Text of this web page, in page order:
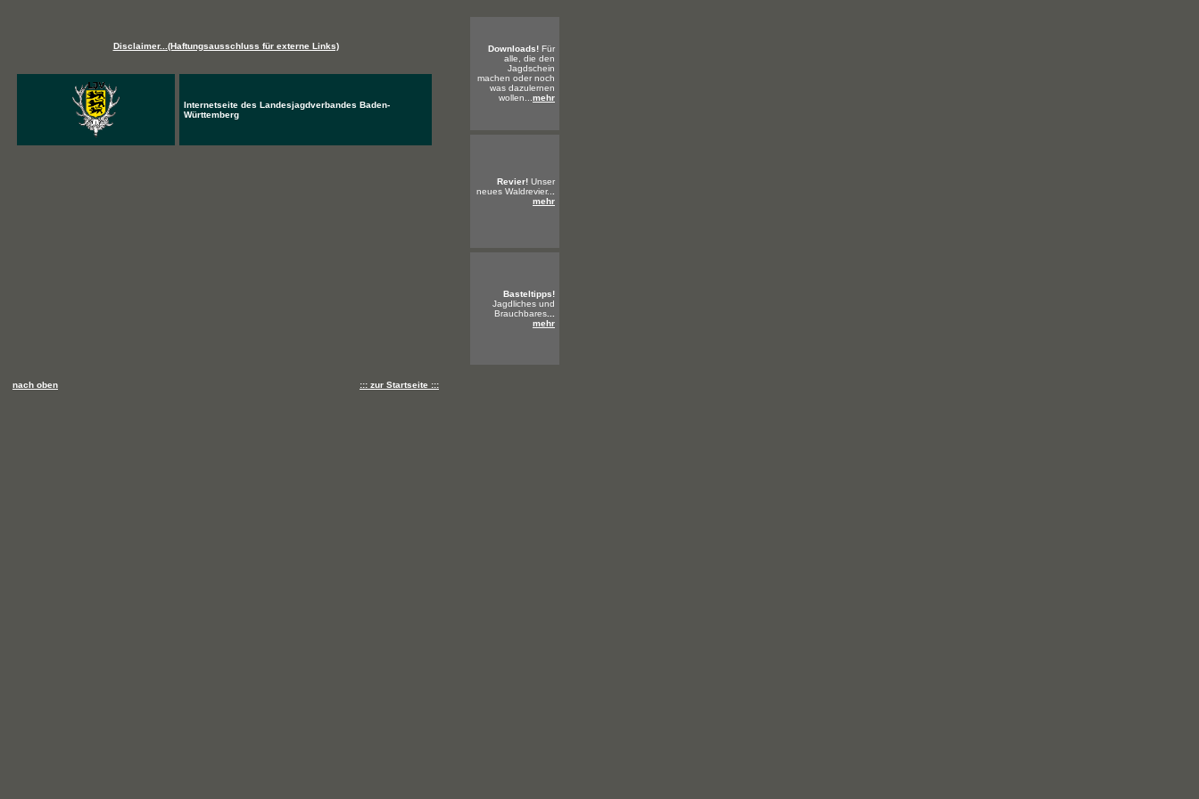
Downloads! Für
alle, die den
Jagdschein
machen oder noch
was dazulernen
wollen... mehr
Revier! Unser
neues Waldrevier..
mehr
Basteltipps!
Jagdliches und
Brauchbares
mehr
Disclaimer...(Haftungsausschluss für externe Links)
Internetseite des Landesjagdverbandes Baden-
Württemberg
nach oben ::: zur Startseite :::